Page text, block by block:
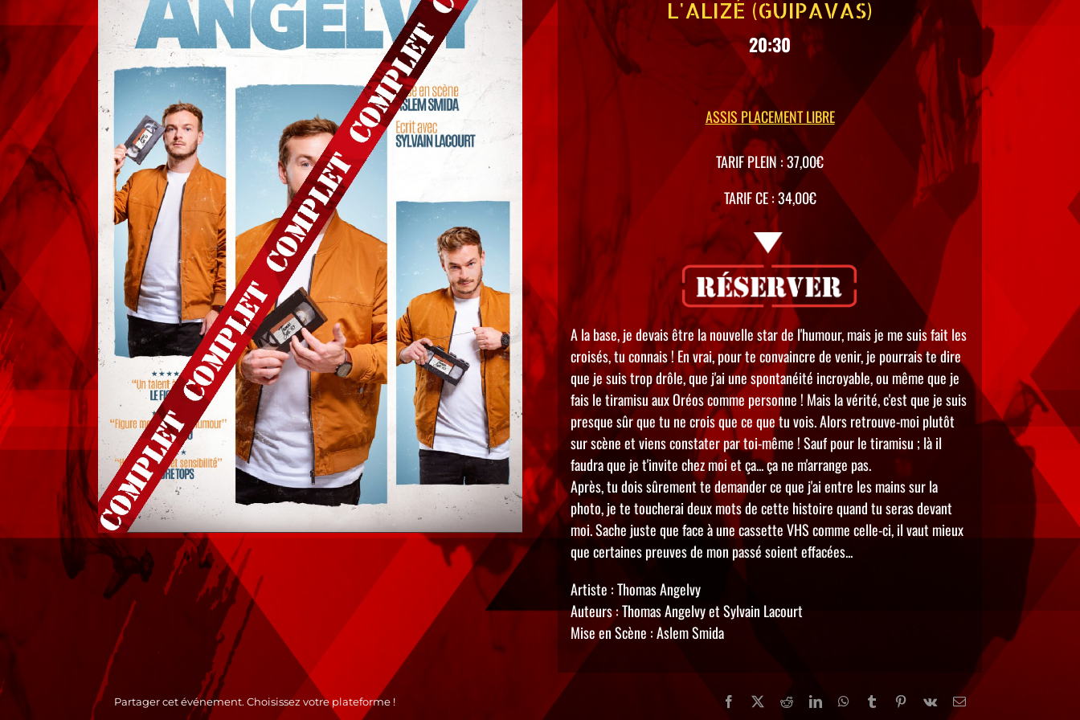
L'ALIZÉ (GUIPAVAS)
20:30
ASSIS PLACEMENT LIBRE
TARIF PLEIN : 37,00€
TARIF CE : 34,00€
A la base, je devais être la nouvelle star de l'humour, mais je me suis fait les
croisés, tu connais ! En vrai, pour te convaincre de venir, je pourrais te dire
que je suis trop drôle, que j'ai une spontanéité incroyable, ou même que je
fais le tiramisu aux Oréos comme personne ! Mais la vérité, c'est que je suis
presque sûr que tu ne crois que ce que tu vois. Alors retrouve-moi plutôt
sur scène et viens constater par toi-même ! Sauf pour le tiramisu ; là il
faudra que je t'invite chez moi et ça... ça ne m'arrange pas.
Après, tu dois sûrement te demander ce que j'ai entre les mains sur la
photo, je te toucherai deux mots de cette histoire quand tu seras devant
moi. Sache juste que face à une cassette VHS comme celle-ci, il vaut mieux
que certaines preuves de mon passé soient effacées...
Artiste : Thomas Angelvy
Auteurs : Thomas Angelvy et Sylvain Lacourt
Mise en Scène : Aslem Smida
Partager cet événement. Choisissez votre plateforme ! Facebook RedditLinkedInWhatsApp
Tumblr Pinterest
Vk Email